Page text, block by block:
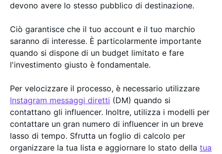
devono avere lo stesso pubblico di destinazione.
Ciò garantisce che il tuo account e il tuo marchio
saranno di interesse. È particolarmente importante
quando si dispone di un budget limitato e fare
l'investimento giusto è fondamentale.
Per velocizzare il processo, è necessario utilizzare
Instagram messaggi diretti (DM) quando si
contattano gli influencer. Inoltre, utilizza i modelli per
contattare un gran numero di influencer in un breve
lasso di tempo. Sfrutta un foglio di calcolo per
organizzare la tua lista e aggiornare lo stato della tua